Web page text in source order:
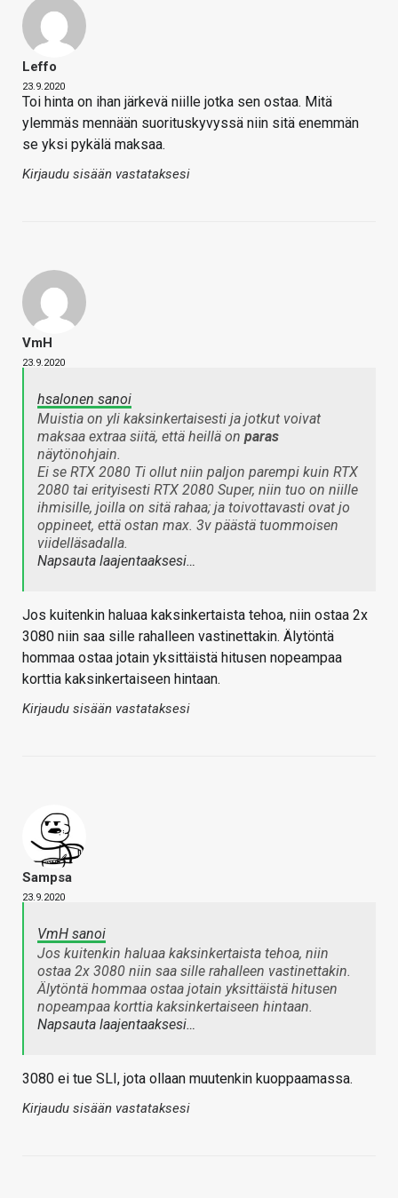
Leffo
23.9.2020
Toi hinta on ihan järkevä niille jotka sen ostaa. Mitä
ylemmäs mennään suorituskyvyssä niin sitä enemmän
se yksi pykälä maksaa.
Kirjaudu sisään vastataksesi
VmH
23.9.2020
hsalonen sanoi
Muistia on yli kaksinkertaisesti ja jotkut voivat
maksaa extraa siitä, että heillä on paras
näytönohjain.
Ei se RTX 2080 Ti ollut niin paljon parempi kuin RTX
2080 tai erityisesti RTX 2080 Super, niin tuo on niille
ihmisille, joilla on sitä rahaa; ja toivottavasti ovat jo
oppineet, että ostan max. 3v päästä tuommoisen
viidelläsadalla.
Napsauta laajentaaksesi…
Jos kuitenkin haluaa kaksinkertaista tehoa, niin ostaa 2x
3080 niin saa sille rahalleen vastinettakin. Älytöntä
hommaa ostaa jotain yksittäistä hitusen nopeampaa
korttia kaksinkertaiseen hintaan.
Kirjaudu sisään vastataksesi
Sampsa
23.9.2020
VmH sanoi
Jos kuitenkin haluaa kaksinkertaista tehoa, niin
ostaa 2x 3080 niin saa sille rahalleen vastinettakin.
Älytöntä hommaa ostaa jotain yksittäistä hitusen
nopeampaa korttia kaksinkertaiseen hintaan.
Napsauta laajentaaksesi…
3080 ei tue SLI, jota ollaan muutenkin kuoppaamassa.
Kirjaudu sisään vastataksesi